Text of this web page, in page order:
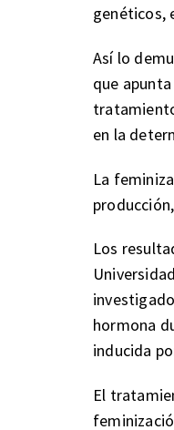
genéticos,
Así lo
que
en la
La
Los
hormona
inducida
El